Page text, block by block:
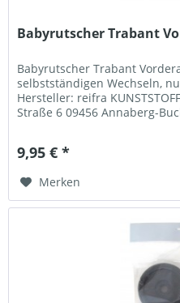
Babyrutscher Trabant
Babyrutscher Trabant
selbstständigen Wechseln,
Hersteller: reifra
Straße 6 09456 Annaberg-
9,95 € *
Merken